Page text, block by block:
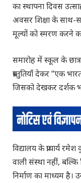
का स्थापना दिवस
अवसर शिक्षा के साथ-
मूल्यों को स्मरण करने
समारोह में स्कूल के
प्रस्तुतियाँ देकर “एक
जिसको देखकर दर्शक
विद्यालय के प्राचार्य
वाली संस्था नहीं, बल्कि
निर्माण का माध्यम है।